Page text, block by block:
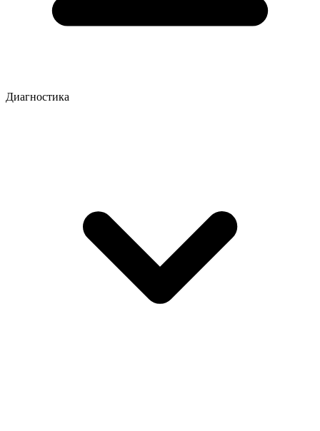
Диагностика